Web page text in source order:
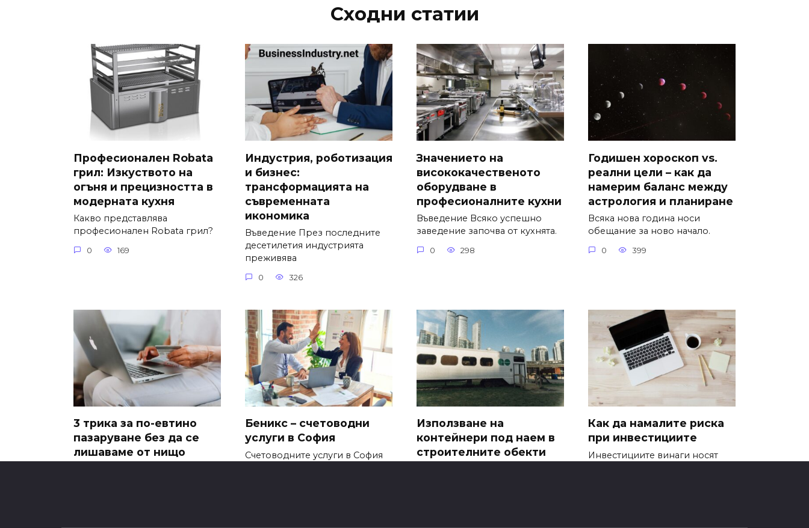
Сходни статии
Професионален Robata
грил: Изкуството на
огъня и прецизността в
модерната кухня
Какво представлява
професионален Robata грил?
0 169
Индустрия, роботизация
и бизнес:
трансформацията на
съвременната
икономика
Въведение През последните
десетилетия индустрията
преживява
0 326
Значението на
висококачественото
оборудване в
професионалните кухни
Въведение Всяко успешно
заведение започва от кухнята.
0 298
Годишен хороскоп vs.
реални цели – как да
намерим баланс между
астрология и планиране
Всяка нова година носи
обещание за ново начало.
0 399
3 трика за по-евтино
пазаруване без да се
лишаваме от нищо
Беникс – счетоводни
услуги в София
Счетоводните услуги в София
Използване на
контейнери под наем в
строителните обекти
Как да намалите риска
при инвестициите
Инвестициите винаги носят